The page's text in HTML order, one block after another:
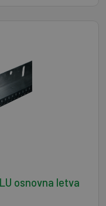
osnovna letva